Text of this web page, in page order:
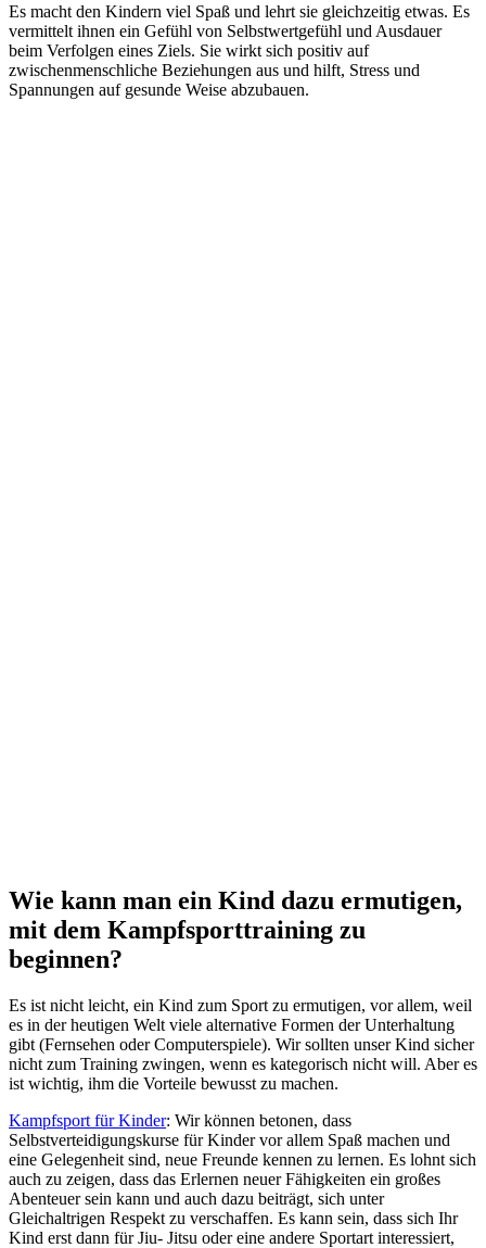
Es macht den Kindern viel Spaß und lehrt sie gleichzeitig etwas. Es
vermittelt ihnen ein Gefühl von Selbstwertgefühl und Ausdauer
beim Verfolgen eines Ziels. Sie wirkt sich positiv auf
zwischenmenschliche Beziehungen aus und hilft, Stress und
Spannungen auf gesunde Weise abzubauen.
Wie kann man ein Kind dazu ermutigen,
mit dem Kampfsporttraining zu
beginnen?
Es ist nicht leicht, ein Kind zum Sport zu ermutigen, vor allem, weil
es in der heutigen Welt viele alternative Formen der Unterhaltung
gibt (Fernsehen oder Computerspiele). Wir sollten unser Kind sicher
nicht zum Training zwingen, wenn es kategorisch nicht will. Aber es
ist wichtig, ihm die Vorteile bewusst zu machen.
Kampfsport für Kinder: Wir können betonen, dass
Selbstverteidigungskurse für Kinder vor allem Spaß machen und
eine Gelegenheit sind, neue Freunde kennen zu lernen. Es lohnt sich
auch zu zeigen, dass das Erlernen neuer Fähigkeiten ein großes
Abenteuer sein kann und auch dazu beiträgt, sich unter
Gleichaltrigen Respekt zu verschaffen. Es kann sein, dass sich Ihr
Kind erst dann für Jiu- Jitsu oder eine andere Sportart interessiert,